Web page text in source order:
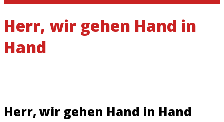
Herr, wir gehen Hand in
Hand
Herr, wir gehen Hand in Hand